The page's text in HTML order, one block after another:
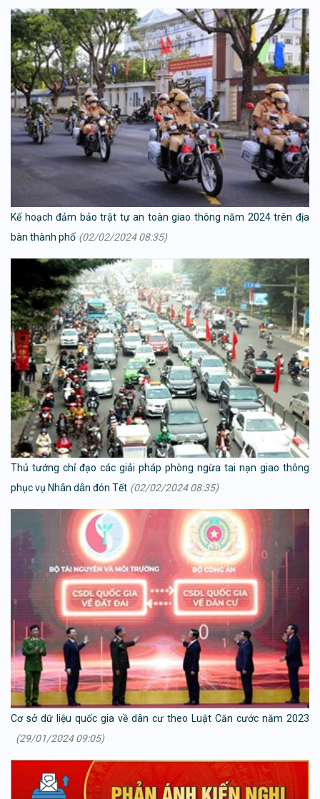
Kế hoạch đảm bảo trật tự an toàn giao thông năm 2024 trên địa
bàn thành phố (02/02/2024 08:35)
Thủ tướng chỉ đạo các giải pháp phòng ngừa tai nạn giao thông
phục vụ Nhân dân đón Tết (02/02/2024 08:35)
Cơ sở dữ liệu quốc gia về dân cư theo Luật Căn cước năm 2023
(29/01/2024 09:05)